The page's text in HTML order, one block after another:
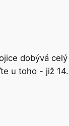
dobývá
u toho - již